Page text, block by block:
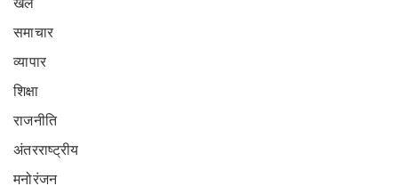
समाचार
व्यापार
शिक्षा
राजनीति
अंतरराष्ट्रीय
मनोरंजन